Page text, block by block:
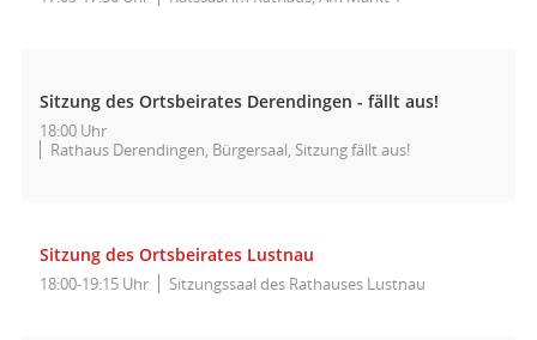
Sitzung des Ortsbeirates Derendingen - fällt aus!
18:00 Uhr
Rathaus Derendingen, Bürgersaal, Sitzung fällt aus!
Sitzung des Ortsbeirates Lustnau
18:00-19:15 Uhr Sitzungssaal des Rathauses Lustnau